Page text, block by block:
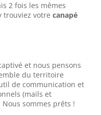
2 fois les mêmes
trouviez votrecanapé
et nous pensons
du territoire
de communication et
(mails et
Nous sommes prêts !